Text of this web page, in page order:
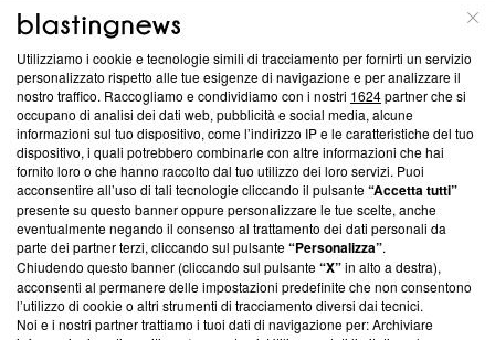
ABOUT
Questa sezione offre informazioni trasparenti su Blasting
News, sui nostri processi editoriali e su come ci impegniamo a
creare news di qualità. Inoltre, afferma la nostra aderenza a
‘Trust Project - News with Integrity’Blasting News non è
ancora membro del programma, ma ha richiesto di farne
parte; Trust Project non ha ancora effettuato una verifica di
conformità agli standard.
Su di noi
Team editoriale
Corporate
Utilizziamo i cookie e tecnologie simili di tracciamento per fornirti un servizio
personalizzato rispetto alle tue esigenze di navigazione e per analizzare il
nostro traffico. Raccogliamo e condividiamo con i nostri 1624partner che si
occupano di analisi dei dati web, pubblicità e social media, alcune
informazioni sul tuo dispositivo, come l’indirizzo IP e le caratteristiche del tuo
dispositivo, i quali potrebbero combinarle con altre informazioni che hai
fornito loro o che hanno raccolto dal tuo utilizzo dei loro servizi. Puoi
acconsentire all’uso di tali tecnologie cliccando il pulsante“Accetta tutti”
presente su questo banner oppure personalizzare le tue scelte, anche
eventualmente negando il consenso al trattamento dei dati personali da
parte dei partner terzi, cliccando sul pulsante“Personalizza”.
Chiudendo questo banner (cliccando sul pulsante“X”in alto a destra),
acconsenti al permanere delle impostazioni predefinite che non consentono
l’utilizzo di cookie o altri strumenti di tracciamento diversi dai tecnici.
Noi e i nostri partner trattiamo i tuoi dati di navigazione per: Archiviare